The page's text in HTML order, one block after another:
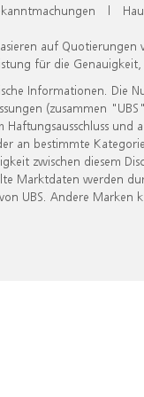
|
auf
für die
Informationen. Die
(zusammen
an bestimmte
zwischen diesem
Marktdaten werden
UBS. Andere Marken